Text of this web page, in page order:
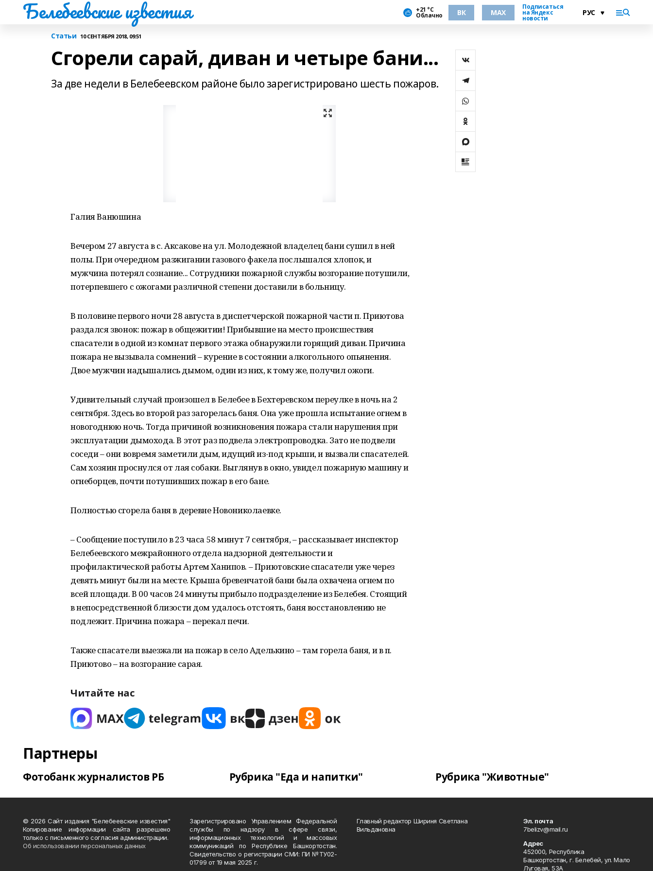
Белебеевские известия +21 °С
Облачно ВК MAX
Подписаться
на Яндекс
новости
Статьи 10 СЕНТЯБРЯ 2018, 09:51
Сгорели сарай, диван и четыре бани...
За две недели в Белебеевском районе было зарегистрировано шесть пожаров.
Галия Ванюшина
Вечером 27 августа в с. Аксакове на ул. Молодежной владелец бани сушил в ней
полы. При очередном разжигании газового факела послышался хлопок, и
мужчина потерял сознание... Сотрудники пожарной службы возгорание потушили,
потерпевшего с ожогами различной степени доставили в больницу.
В половине первого ночи 28 августа в диспетчерской пожарной части п. Приютова
раздался звонок: пожар в общежитии! Прибывшие на место происшествия
спасатели в одной из комнат первого этажа обнаружили горящий диван. Причина
пожара не вызывала сомнений – курение в состоянии алкогольного опьянения.
Двое мужчин надышались дымом, один из них, к тому же, получил ожоги.
Удивительный случай произошел в Белебее в Бехтеревском переулке в ночь на 2
сентября. Здесь во второй раз загорелась баня. Она уже прошла испытание огнем в
новогоднюю ночь. Тогда причиной возникновения пожара стали нарушения при
эксплуатации дымохода. В этот раз подвела электропроводка. Зато не подвели
соседи – они вовремя заметили дым, идущий из-под крыши, и вызвали спасателей.
Сам хозяин проснулся от лая собаки. Выглянув в окно, увидел пожарную машину и
огнеборцев, почти потушивших пожар в его бане.
Полностью сгорела баня в деревне Новониколаевке.
– Сообщение поступило в 23 часа 58 минут 7 сентября, – рассказывает инспектор
Белебеевского межрайонного отдела надзорной деятельности и
профилактической работы Артем Ханипов. – Приютовские спасатели уже через
девять минут были на месте. Крыша бревенчатой бани была охвачена огнем по
всей площади. В 00 часов 24 минуты прибыло подразделение из Белебея. Стоящий
в непосредственной близости дом удалось отстоять, баня восстановлению не
подлежит. Причина пожара – перекал печи.
Также спасатели выезжали на пожар в село Аделькино – там горела баня, и в п.
Приютово – на возгорание сарая.
Читайте нас
Партнеры
Фотобанк журналистов РБ Рубрика "Еда и напитки" Рубрика "Животные"
© 2026 Сайт издания "Белебеевские известия"
Копирование информации сайта разрешено
только с письменного согласия администрации.
Об использовании персональных данных
Зарегистрировано Управлением Федеральной
службы по надзору в сфере связи,
информационных технологий и массовых
коммуникаций по Республике Башкортостан.
Свидетельство о регистрации СМИ: ПИ №ТУ02-
01799 от 19 мая 2025 г.
Главный редактор Шириня Светлана
Вильдановна
Эл. почта
7belizv@mail.ru
Адрес
452000, Республика
Башкортостан, г. Белебей, ул. Мало
Луговая, 53А